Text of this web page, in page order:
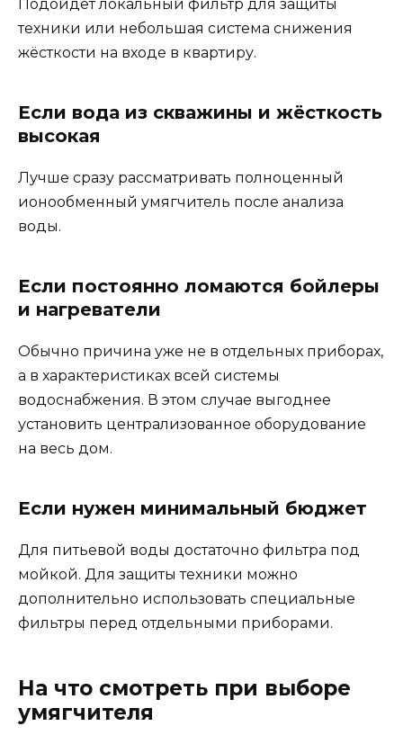
Подойдёт локальный фильтр для защиты
техники или небольшая система снижения
жёсткости на входе в квартиру.
Если вода из скважины и жёсткость
высокая
Лучше сразу рассматривать полноценный
ионообменный умягчитель после анализа
воды.
Если постоянно ломаются бойлеры
и нагреватели
Обычно причина уже не в отдельных приборах,
а в характеристиках всей системы
водоснабжения. В этом случае выгоднее
установить централизованное оборудование
на весь дом.
Если нужен минимальный бюджет
Для питьевой воды достаточно фильтра под
мойкой. Для защиты техники можно
дополнительно использовать специальные
фильтры перед отдельными приборами.
На что смотреть при выборе
умягчителя